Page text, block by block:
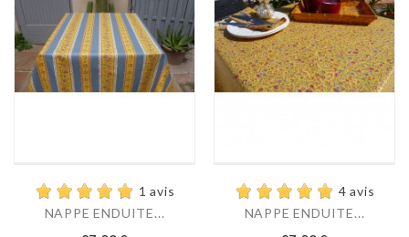
1 avis
NAPPE ENDUITE...
4 avis
NAPPE ENDUITE...